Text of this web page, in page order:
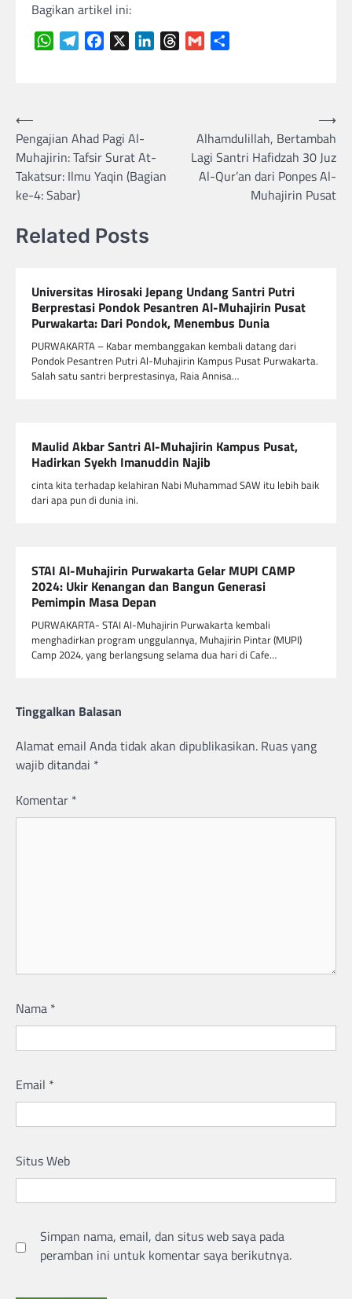
Bagikan artikel ini:
WhatsAppTelegramFacebook LinkedInThreads
Gmail
Navigasi
pos
⟵
Pengajian Ahad Pagi Al-
Muhajirin: Tafsir Surat At-
Takatsur: Ilmu Yaqin (Bagian
ke-4: Sabar)
Alhamdulillah, Bertambah
Lagi Santri Hafidzah 30 Juz
Al-Qur’an dari Ponpes Al-
Muhajirin Pusat
⟶
Related Posts
Universitas Hirosaki Jepang Undang Santri Putri
Berprestasi Pondok Pesantren Al-Muhajirin Pusat
Purwakarta: Dari Pondok, Menembus Dunia
PURWAKARTA – Kabar membanggakan kembali datang dari
Pondok Pesantren Putri Al-Muhajirin Kampus Pusat Purwakarta.
Salah satu santri berprestasinya, Raia Annisa…
Maulid Akbar Santri Al-Muhajirin Kampus Pusat,
Hadirkan Syekh Imanuddin Najib
cinta kita terhadap kelahiran Nabi Muhammad SAW itu lebih baik
dari apa pun di dunia ini.
STAI Al-Muhajirin Purwakarta Gelar MUPI CAMP
2024: Ukir Kenangan dan Bangun Generasi
Pemimpin Masa Depan
PURWAKARTA- STAI Al-Muhajirin Purwakarta kembali
menghadirkan program unggulannya, Muhajirin Pintar (MUPI)
Camp 2024, yang berlangsung selama dua hari di Cafe…
Tinggalkan Balasan
Alamat email Anda tidak akan dipublikasikan. Ruas yang
wajib ditandai *
Komentar *
Nama *
Email *
Situs Web
Simpan nama, email, dan situs web saya pada
peramban ini untuk komentar saya berikutnya.